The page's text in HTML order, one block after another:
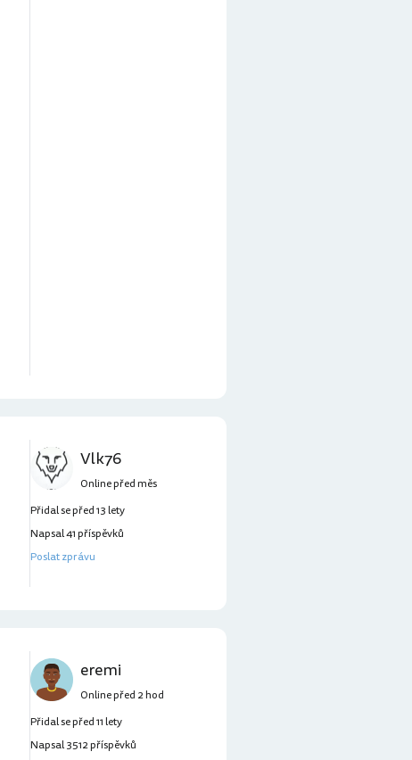
Vlk76
Online před měs
Přidal se před 13 lety
Napsal 41 příspěvků
Poslat zprávu
eremi
Online před 2 hod
Přidal se před 11 lety
Napsal 3512 příspěvků